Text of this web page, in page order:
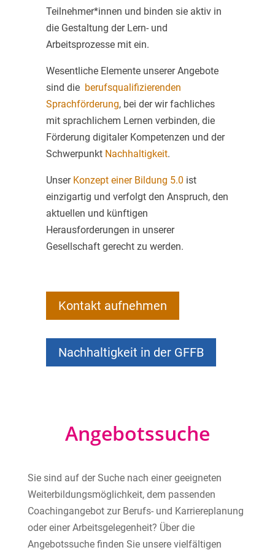
Teilnehmer*innen und binden sie aktiv in
die Gestaltung der Lern- und
Arbeitsprozesse mit ein.
Wesentliche Elemente unserer Angebote
sind die berufsqualifizierenden
Sprachförderung, bei der wir fachliches
mit sprachlichem Lernen verbinden, die
Förderung digitaler Kompetenzen und der
Schwerpunkt Nachhaltigkeit.
Unser Konzept einer Bildung 5.0 ist
einzigartig und verfolgt den Anspruch, den
aktuellen und künftigen
Herausforderungen in unserer
Gesellschaft gerecht zu werden.
Kontakt aufnehmen
Nachhaltigkeit in der GFFB
Angebotssuche
Sie sind auf der Suche nach einer geeigneten
Weiterbildungsmöglichkeit, dem passenden
Coachingangebot zur Berufs- und Karriereplanung
oder einer Arbeitsgelegenheit? Über die
Angebotssuche finden Sie unsere vielfältigen